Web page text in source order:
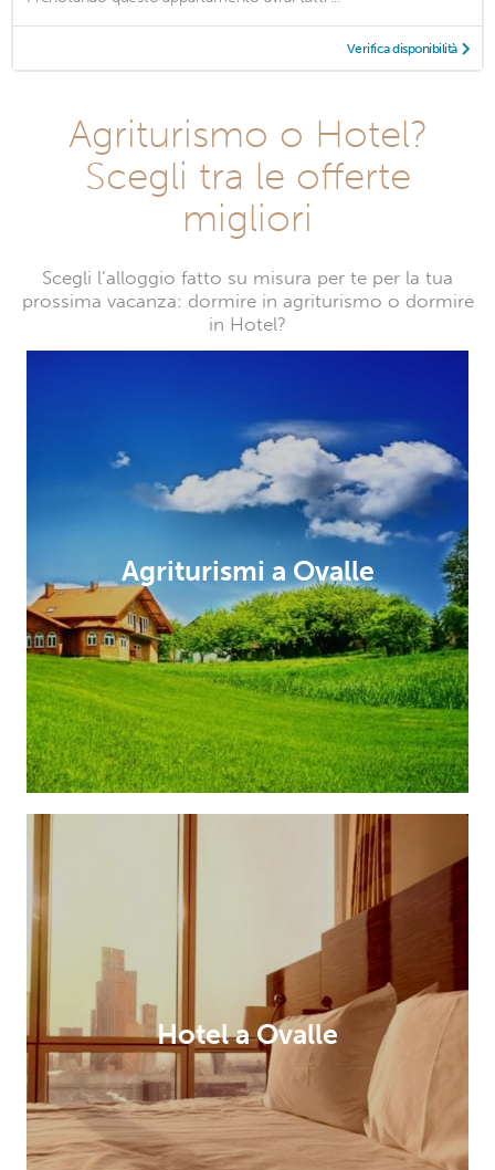
Verifica disponibilità
Agriturismo o Hotel?
Scegli tra le offerte
migliori
Scegli l’alloggio fatto su misura per te per la tua
prossima vacanza: dormire in agriturismo o dormire
in Hotel?
Agriturismi a Ovalle
Hotel a Ovalle